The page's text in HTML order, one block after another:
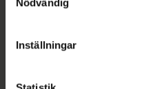
cookieinställningar. Ett
lagligheten av behandling
Inställningar